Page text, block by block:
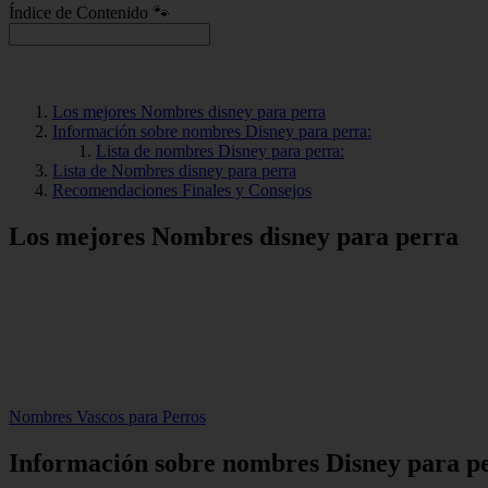
Índice de Contenido 🐾
Los mejores Nombres disney para perra
Información sobre nombres Disney para perra:
Lista de nombres Disney para perra:
Lista de Nombres disney para perra
Recomendaciones Finales y Consejos
Los mejores Nombres disney para perra
Nombres Vascos para Perros
Información sobre nombres Disney para